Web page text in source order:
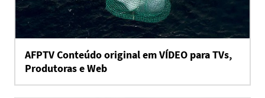
AFPTV Conteúdo original em VÍDEO para TVs,
Produtoras e Web